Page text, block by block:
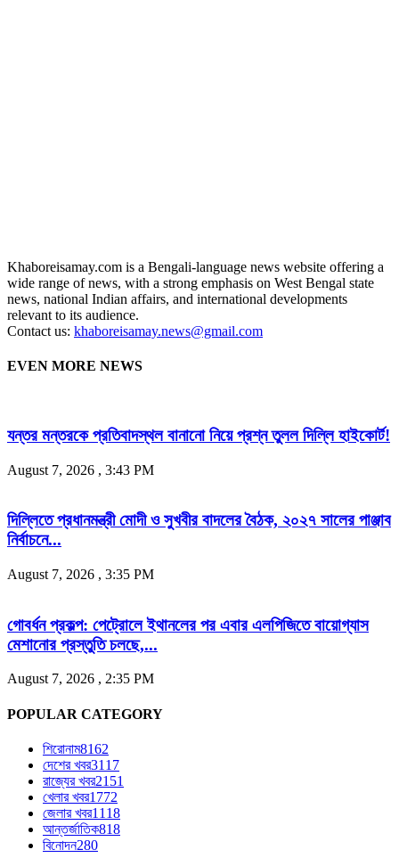
Khaboreisamay.com is a Bengali-language news website offering a
wide range of news, with a strong emphasis on West Bengal state
news, national Indian affairs, and international developments
relevant to its audience.
Contact us: khaboreisamay.news@gmail.com
EVEN MORE NEWS
যন্তর মন্তরকে প্রতিবাদস্থল বানানো নিয়ে প্রশ্ন তুলল দিল্লি হাইকোর্ট!
August 7, 2026 , 3:43 PM
দিল্লিতে প্রধানমন্ত্রী মোদী ও সুখবীর বাদলের বৈঠক, ২০২৭ সালের পাঞ্জাব
নির্বাচনে...
August 7, 2026 , 3:35 PM
গোবর্ধন প্রকল্প: পেট্রোলে ইথানলের পর এবার এলপিজিতে বায়োগ্যাস
মেশানোর প্রস্তুতি চলছে,...
August 7, 2026 , 2:35 PM
POPULAR CATEGORY
শিরোনাম8162
দেশের খবর3117
রাজ্যের খবর2151
খেলার খবর1772
জেলার খবর1118
আন্তর্জাতিক818
বিনোদন280